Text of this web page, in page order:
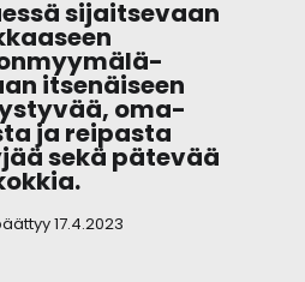
sijaitsevaan
itsenäiseen
oma-
ja reipasta
sekä pätevää
17.4.2023